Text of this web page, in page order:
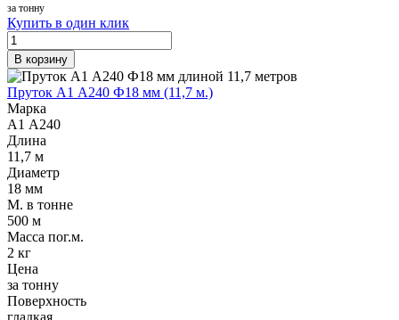
за тонну
Купить в один клик
В корзину
Пруток А1 А240 Ф18 мм (11,7 м.)
Марка
А1 А240
Длина
11,7 м
Диаметр
18 мм
М. в тонне
500 м
Масса пог.м.
2 кг
Цена
за тонну
Поверхность
гладкая